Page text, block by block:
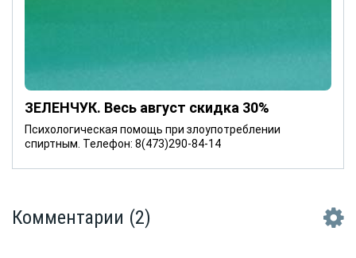
ЗЕЛЕНЧУК. Весь август скидка 30%
Психологическая помощь при злоупотреблении
спиртным. Телефон: 8(473)290-84-14
Комментарии (2)